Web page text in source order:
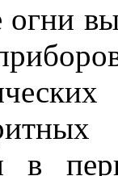
в